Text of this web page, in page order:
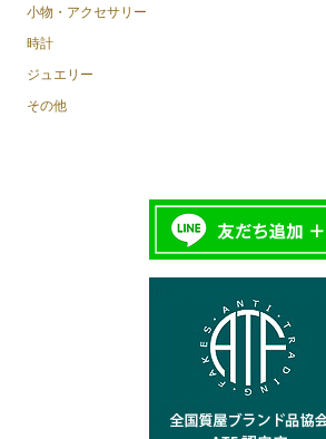
小物・アクセサリー
時計
ジュエリー
その他